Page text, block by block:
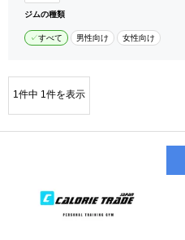
ジムの種類
すべて 男性向け 女性向け
1件中 1件を表示